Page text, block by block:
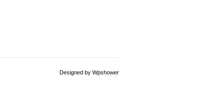
Designed by Wpshower